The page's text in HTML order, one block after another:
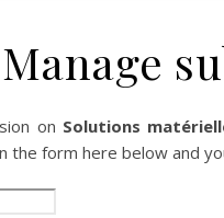
Manage
on Solutions
the form here below and